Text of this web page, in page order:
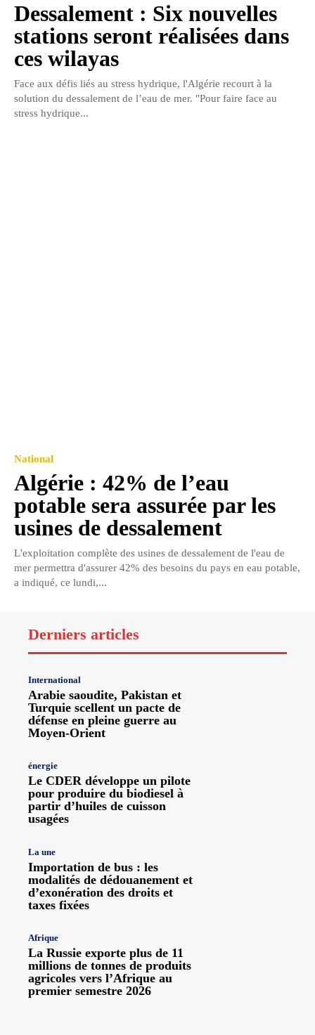
Dessalement : Six nouvelles
stations seront réalisées dans
ces wilayas
Face aux défis liés au stress hydrique, l'Algérie recourt à la
solution du dessalement de l’eau de mer. "Pour faire face au
stress hydrique...
National
Algérie : 42% de l’eau
potable sera assurée par les
usines de dessalement
L'exploitation complète des usines de dessalement de l'eau de
mer permettra d'assurer 42% des besoins du pays en eau potable,
a indiqué, ce lundi,...
Derniers articles
International
Arabie saoudite, Pakistan et
Turquie scellent un pacte de
défense en pleine guerre au
Moyen-Orient
énergie
Le CDER développe un pilote
pour produire du biodiesel à
partir d’huiles de cuisson
usagées
La une
Importation de bus : les
modalités de dédouanement et
d’exonération des droits et
taxes fixées
Afrique
La Russie exporte plus de 11
millions de tonnes de produits
agricoles vers l’Afrique au
premier semestre 2026